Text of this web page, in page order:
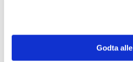
Godta alle